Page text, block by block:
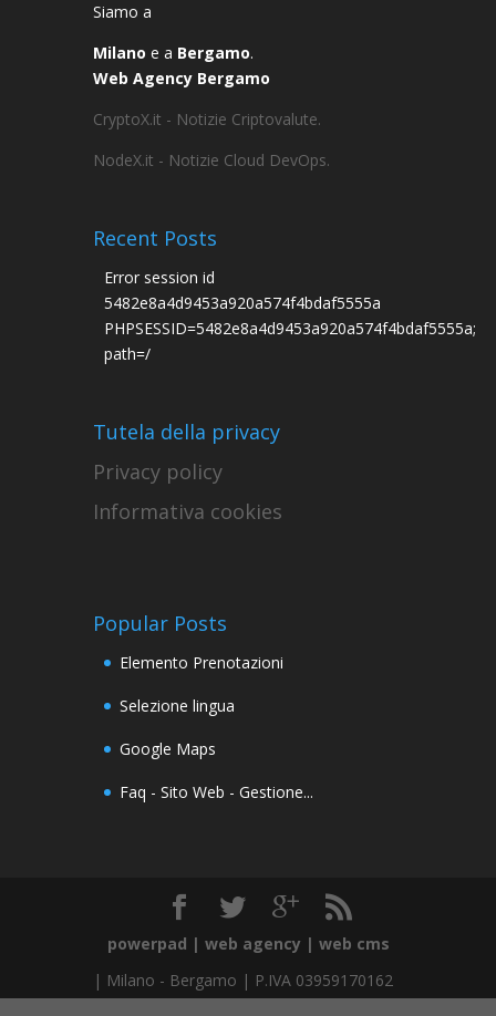
Siamo a
Milano e a Bergamo.
Web Agency Bergamo
CryptoX.it - Notizie Criptovalute.
NodeX.it - Notizie Cloud DevOps.
Recent Posts
Error session id
5482e8a4d9453a920a574f4bdaf5555a
PHPSESSID=5482e8a4d9453a920a574f4bdaf5555a;
path=/
Tutela della privacy
Privacy policy
Informativa cookies
Popular Posts
Elemento Prenotazioni
Selezione lingua
Google Maps
Faq - Sito Web - Gestione...
powerpad | web agency | web cms
| Milano - Bergamo | P.IVA 03959170162